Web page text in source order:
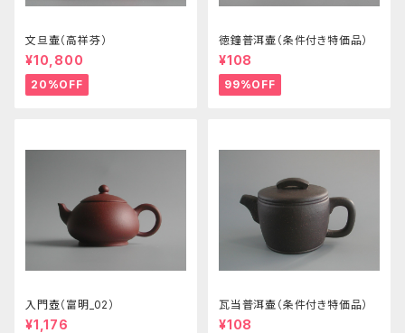
文旦壷（高祥芬）
¥10,800
20%OFF
徳鐘普洱壷（条件付き特価品）
¥108
99%OFF
入門壺（富明_02）
¥1,176
瓦当普洱壷（条件付き特価品）
¥108